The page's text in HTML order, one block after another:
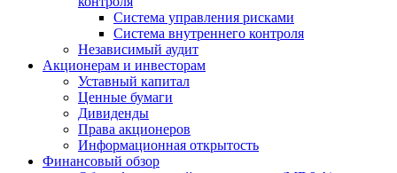
Система управления рисками
Система внутреннего контроля
Независимый аудит
Акционерам и инвесторам
Уставный капитал
Ценные бумаги
Дивиденды
Права акционеров
Информационная открытость
Финансовый обзор